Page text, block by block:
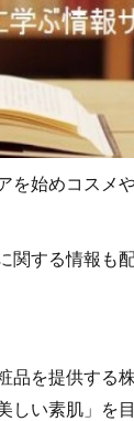
を始めコスメ
する情報も
品を提供する
しい素肌」を